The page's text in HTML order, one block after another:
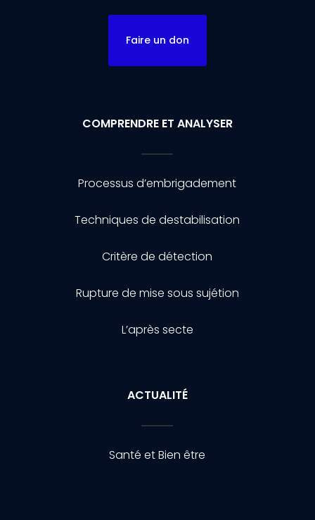
Faire un don
COMPRENDRE ET ANALYSER
Processus d’embrigadement
Techniques de destabilisation
Critère de détection
Rupture de mise sous sujétion
L’après secte
ACTUALITÉ
Santé et Bien être